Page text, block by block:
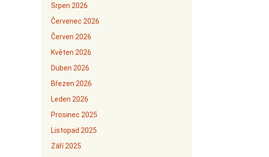
Srpen 2026
Červenec 2026
Červen 2026
Květen 2026
Duben 2026
Březen 2026
Leden 2026
Prosinec 2025
Listopad 2025
Září 2025